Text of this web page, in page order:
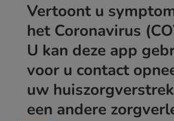
Vertoont u
het Coronavirus
U kan deze app
voor u contact
uw
een andere